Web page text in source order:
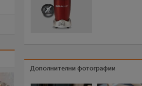
Дополнителни фотографии